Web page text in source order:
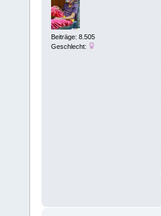
Beiträge: 8.505
Geschlecht: